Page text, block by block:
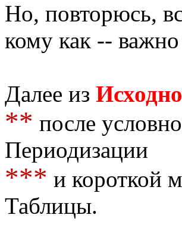
Но, повторюсь,
кому как --
Далее из
** после
Периодизации
*** и короткой
Таблицы.